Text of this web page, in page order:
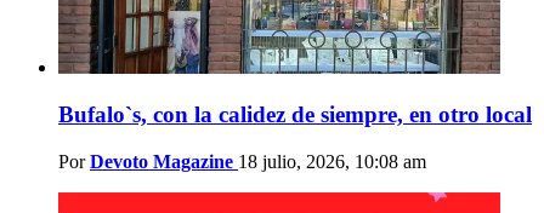
Bufalo`s, con la calidez de siempre, en otro local
Por Devoto Magazine 18 julio, 2026, 10:08 am